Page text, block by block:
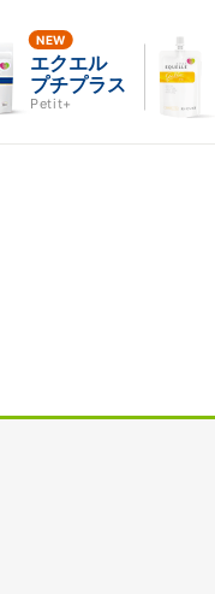
エクエル
プチプラス
Petit+